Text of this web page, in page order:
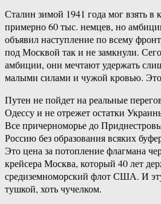
Сталин зимой 1941 года мог взять в
примерно 60 тыс. немцев, но
объявил наступление по всему
под Москвой так и не замкнули.
амбиции, они мечтают удержать
малыми силами и чужой кровью. Это
Путен не пойдет на реальные
Одессу и не отрежет остатки
Все причерноморье до
Россию без образования всяких
Это цена за потопление флагмана
крейсера Москва, который 40 лет
средиземноморский флот США. И
тушкой, хоть чучелком.